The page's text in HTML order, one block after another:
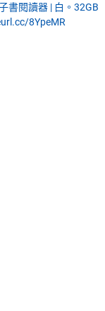
書閱讀器 | 白。32GB
8YpeMR